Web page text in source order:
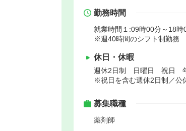
勤務時間
就業時間１:09時00分～18時
※週40時間のシフト制勤務
休日・休暇
週休2日制 日曜日 祝日
※祝日を含む週休2日制／公
募集職種
薬剤師